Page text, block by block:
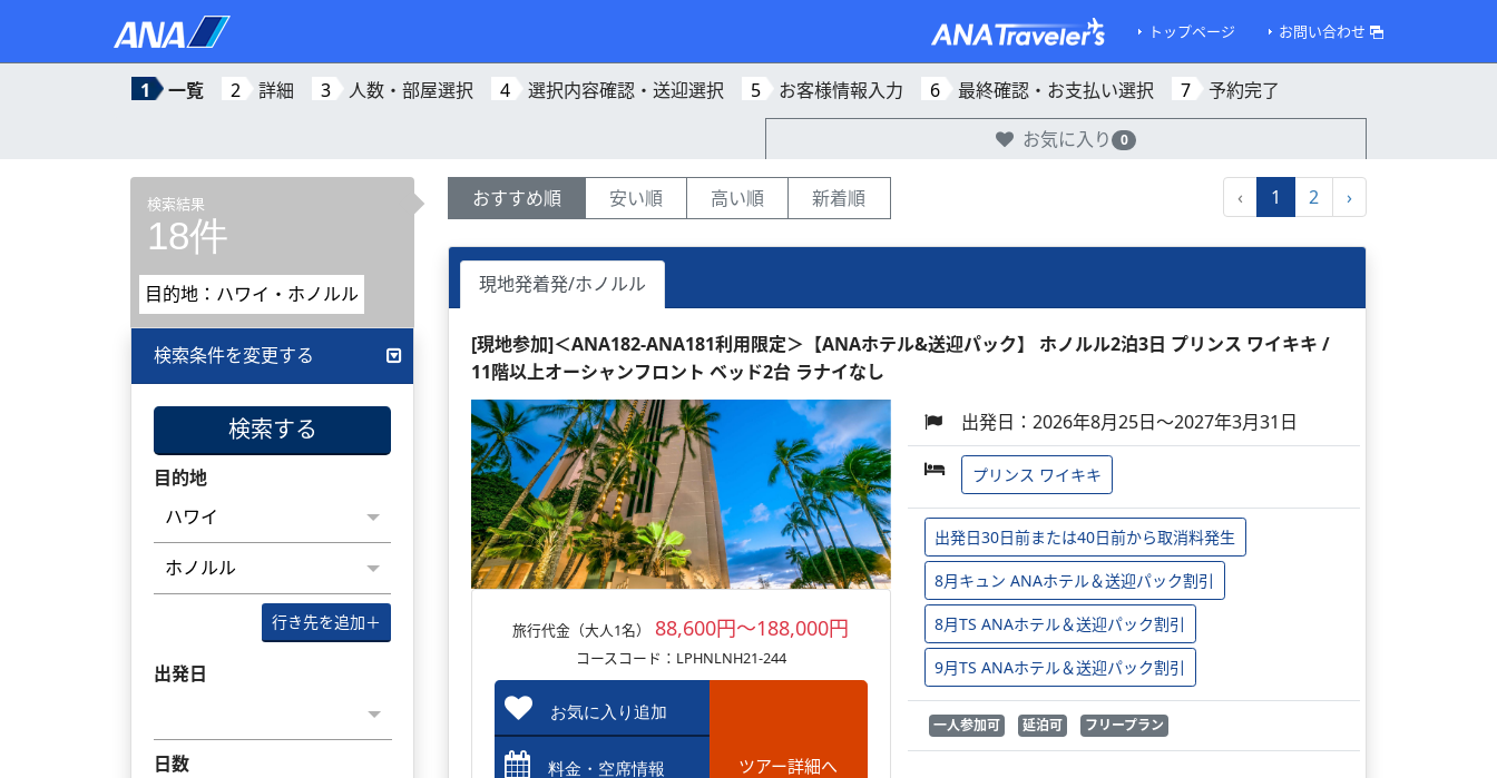
トップページ お問い合わせ
1 一覧 2 詳細 3 人数・部屋選択 4 選択内容確認・送迎選択 5 お客様情報入力 6 最終確認・お支払い選択 7
予約完了
お気に入り
0
検索結果
18件
目的地：ハワイ・ホノルル
検索条件を変更する
検索する
目的地
行き先を追加＋
出発日
日数
おすすめ順 安い順 高い順 新着順 ‹ 1 2 ›
現地発着発/ホノルル
[現地参加]＜ANA182-ANA181利用限定＞【ANAホテル&送迎パック】 ホノルル2泊3日 プリンス ワイキキ /
11階以上オーシャンフロント ベッド2台 ラナイなし
旅行代金（大人1名） 88,600円～188,000円
コースコード：LPHNLNH21-244
お気に入り追加
料金・空席情報 ツアー詳細へ
出発日：2026年8月25日～2027年3月31日
プリンス ワイキキ
出発日30日前または40日前から取消料発生
8月キュン ANAホテル＆送迎パック割引
8月TS ANAホテル＆送迎パック割引
9月TS ANAホテル＆送迎パック割引
一人参加可 延泊可 フリープラン